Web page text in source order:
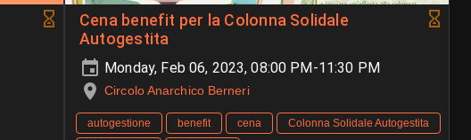
Cena benefit per la Colonna Solidale
Autogestita
Monday, Feb 06, 2023, 08:00 PM-11:30 PM
Circolo Anarchico Berneri
autogestione benefit cena
Colonna Solidale Autogestita